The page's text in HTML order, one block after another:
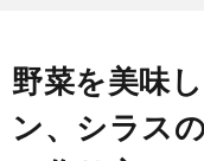
野菜を美味
ン、シラス